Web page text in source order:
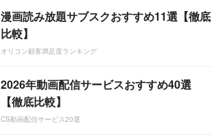
漫画読み放題サブスクおすすめ11選【徹底
比較】
オリコン顧客満足度ランキング
2026年動画配信サービスおすすめ40選
【徹底比較】
CS動画配信サービス20選